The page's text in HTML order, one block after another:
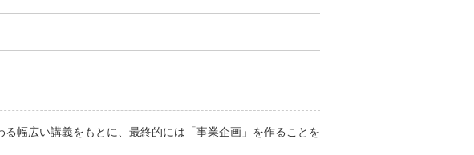
幅広い講義をもとに、最終的には「事業企画」を作ることを